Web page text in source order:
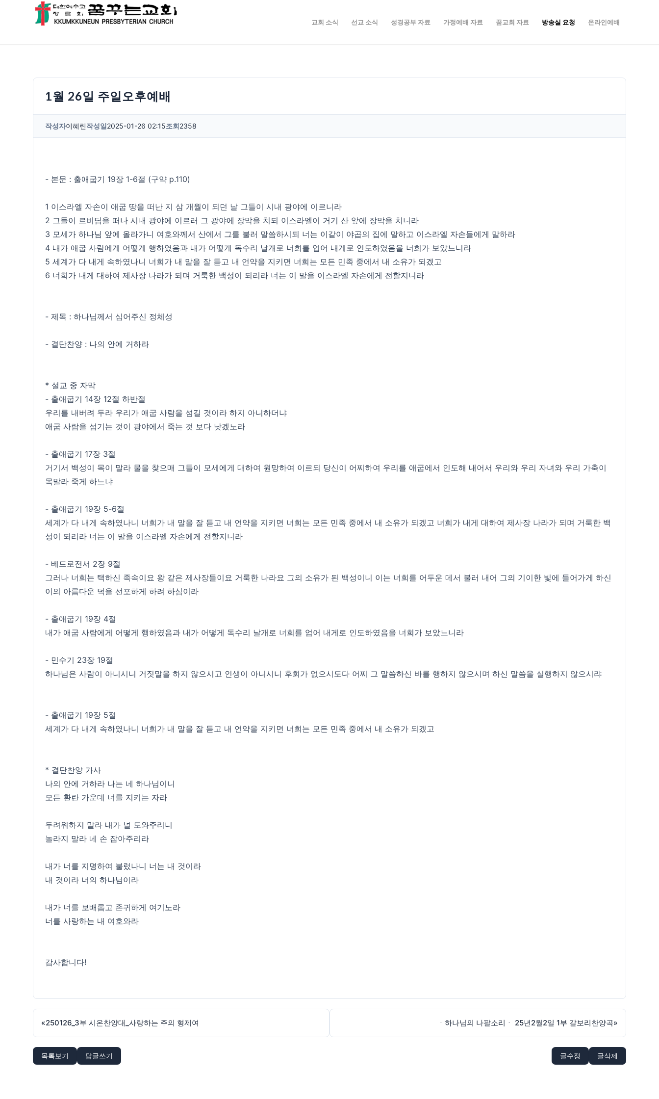
교회 소식 선교 소식 성경공부 자료 가정예배 자료 꿈교회 자료 방송실 요청 온라인예배
1월 26일 주일오후예배
작성자이혜린작성일2025-01-26 02:15조회2358
- 본문 : 출애굽기 19장 1-6절 (구약 p.110)
1 이스라엘 자손이 애굽 땅을 떠난 지 삼 개월이 되던 날 그들이 시내 광야에 이르니라
2 그들이 르비딤을 떠나 시내 광야에 이르러 그 광야에 장막을 치되 이스라엘이 거기 산 앞에 장막을 치니라
3 모세가 하나님 앞에 올라가니 여호와께서 산에서 그를 불러 말씀하시되 너는 이같이 야곱의 집에 말하고 이스라엘 자손들에게 말하라
4 내가 애굽 사람에게 어떻게 행하였음과 내가 어떻게 독수리 날개로 너희를 업어 내게로 인도하였음을 너희가 보았느니라
5 세계가 다 내게 속하였나니 너희가 내 말을 잘 듣고 내 언약을 지키면 너희는 모든 민족 중에서 내 소유가 되겠고
6 너희가 내게 대하여 제사장 나라가 되며 거룩한 백성이 되리라 너는 이 말을 이스라엘 자손에게 전할지니라
- 제목 : 하나님께서 심어주신 정체성
- 결단찬양 : 나의 안에 거하라
* 설교 중 자막
- 출애굽기 14장 12절 하반절
우리를 내버려 두라 우리가 애굽 사람을 섬길 것이라 하지 아니하더냐
애굽 사람을 섬기는 것이 광야에서 죽는 것 보다 낫겠노라
- 출애굽기 17장 3절
거기서 백성이 목이 말라 물을 찾으매 그들이 모세에게 대하여 원망하여 이르되 당신이 어찌하여 우리를 애굽에서 인도해 내어서 우리와 우리 자녀와 우리 가축이
목말라 죽게 하느냐
- 출애굽기 19장 5-6절
세계가 다 내게 속하였나니 너희가 내 말을 잘 듣고 내 언약을 지키면 너희는 모든 민족 중에서 내 소유가 되겠고 너희가 내게 대하여 제사장 나라가 되며 거룩한 백
성이 되리라 너는 이 말을 이스라엘 자손에게 전할지니라
- 베드로전서 2장 9절
그러나 너희는 택하신 족속이요 왕 같은 제사장들이요 거룩한 나라요 그의 소유가 된 백성이니 이는 너희를 어두운 데서 불러 내어 그의 기이한 빛에 들어가게 하신
이의 아름다운 덕을 선포하게 하려 하심이라
- 출애굽기 19장 4절
내가 애굽 사람에게 어떻게 행하였음과 내가 어떻게 독수리 날개로 너희를 업어 내게로 인도하였음을 너희가 보았느니라
- 민수기 23장 19절
하나님은 사람이 아니시니 거짓말을 하지 않으시고 인생이 아니시니 후회가 없으시도다 어찌 그 말씀하신 바를 행하지 않으시며 하신 말씀을 실행하지 않으시랴
- 출애굽기 19장 5절
세계가 다 내게 속하였나니 너희가 내 말을 잘 듣고 내 언약을 지키면 너희는 모든 민족 중에서 내 소유가 되겠고
* 결단찬양 가사
나의 안에 거하라 나는 네 하나님이니
모든 환란 가운데 너를 지키는 자라
두려워하지 말라 내가 널 도와주리니
놀라지 말라 네 손 잡아주리라
내가 너를 지명하여 불렀나니 너는 내 것이라
내 것이라 너의 하나님이라
내가 너를 보배롭고 존귀하게 여기노라
너를 사랑하는 내 여호와라
감사합니다!
«250126_3부 시온찬양대_사랑하는 주의 형제여 ㆍ하나님의 나팔소리ㆍ 25년2월2일 1부 갈보리찬양곡»
목록보기 답글쓰기 글수정 글삭제